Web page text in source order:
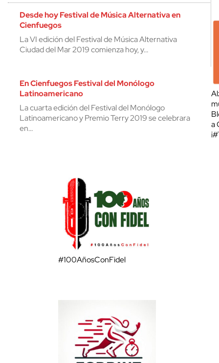
Desde hoy Festival de Música Alternativa en
Cienfuegos
La VI edición del Festival de Música Alternativa
Ciudad del Mar 2019 comienza hoy, y…
En Cienfuegos Festival del Monólogo
Latinoamericano
La cuarta edición del Festival del Monólogo
Latinoamericano y Premio Terry 2019 se celebrara
en…
a
#100AñosConFidel